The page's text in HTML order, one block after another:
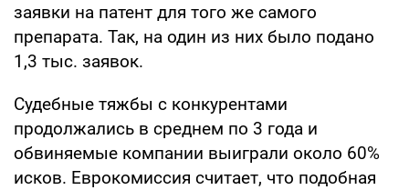
заявки на патент для того же самого
препарата. Так, на один из них было подано
1,3 тыс. заявок.
Судебные тяжбы с конкурентами
продолжались в среднем по 3 года и
обвиняемые компании выиграли около 60%
исков. Еврокомиссия считает, что подобная